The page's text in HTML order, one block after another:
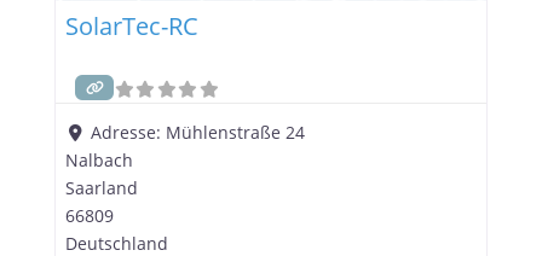
SolarTec-RC
Adresse: Mühlenstraße 24
Nalbach
Saarland
66809
Deutschland